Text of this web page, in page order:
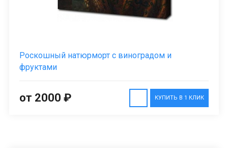
Роскошный натюрморт с виноградом и
фруктами
КУПИТЬ В 1 КЛИК
от 2000 ₽